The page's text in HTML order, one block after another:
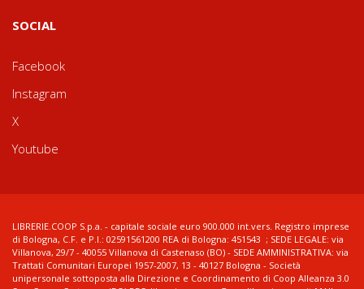
SOCIAL
Facebook
Instagram
X
Youtube
LIBRERIE.COOP S.p.a. - capitale sociale euro 900.000 int.vers. Registro imprese
di Bologna, C.F. e P.I.: 02591561200 REA di Bologna: 451543 ; SEDE LEGALE: via
Villanova, 29/7 - 40055 Villanova di Castenaso (BO) - SEDE AMMINISTRATIVA: via
Trattati Comunitari Europei 1957-2007, 13 - 40127 Bologna - Società
unipersonale sottoposta alla Direzione e Coordinamento di Coop Alleanza 3.0